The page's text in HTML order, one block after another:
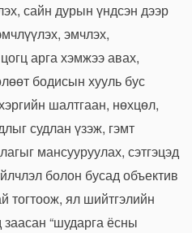
сайн дурын үндсэн дээр
эмчлэх,
арга хэмжээ авах,
бодисын хууль бус
шалтгаан, нөхцөл,
судлан үзэж, гэмт
мансууруулах, сэтгэцэд
болон бусад объектив
тогтоож, ял шийтгэлийн
“шударга ёсны